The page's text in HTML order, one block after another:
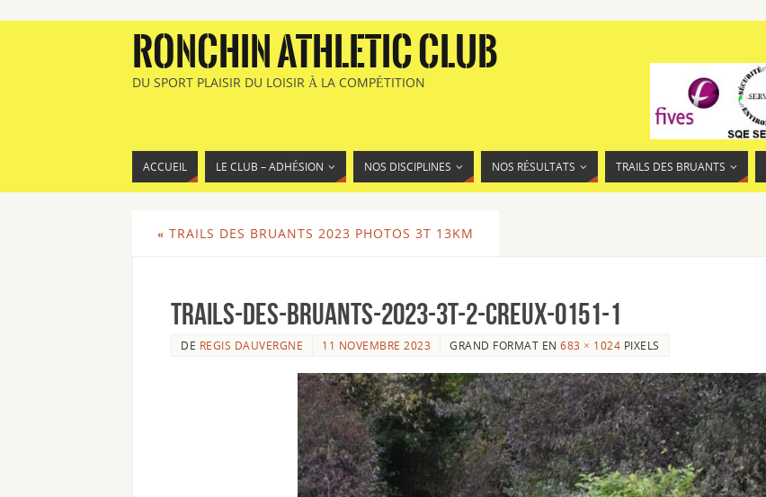
RONCHIN ATHLETIC CLUB
DU SPORT PLAISIR DU LOISIR À LA COMPÉTITION
ACCUEIL LE CLUB – ADHÉSION NOS DISCIPLINES NOS RÉSULTATS TRAILS DES BRUANTS
« TRAILS DES BRUANTS 2023 PHOTOS 3T 13KM
Trails-des-Bruants-2023-3T-2-Creux-0151-1
DE REGIS DAUVERGNE 11 NOVEMBRE 2023 GRAND FORMAT EN 683 × 1024 PIXELS